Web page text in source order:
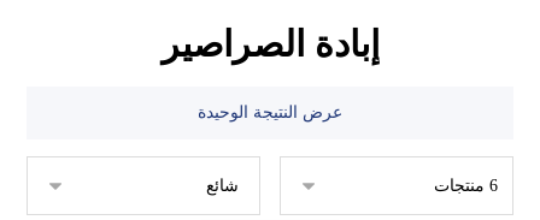
إبادة الصراصير
عرض النتيجة الوحيدة